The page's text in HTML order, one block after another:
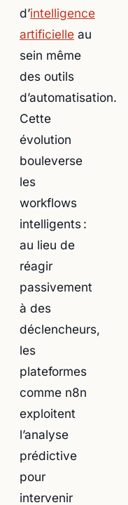
d’intelligence
artificielle au
sein même
des outils
d’automatisation.
Cette
évolution
bouleverse
les
workflows
intelligents :
au lieu de
réagir
passivement
à des
déclencheurs,
les
plateformes
comme n8n
exploitent
l’analyse
prédictive
pour
intervenir